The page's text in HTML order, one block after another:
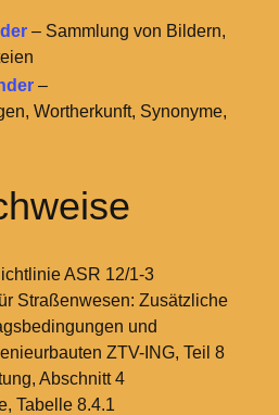
– Sammlung von Bildern,
–
Wortherkunft, Synonyme,
ASR 12/1-3
Straßenwesen: Zusätzliche
und
ZTV-ING, Teil 8
Abschnitt 4
Tabelle 8.4.1